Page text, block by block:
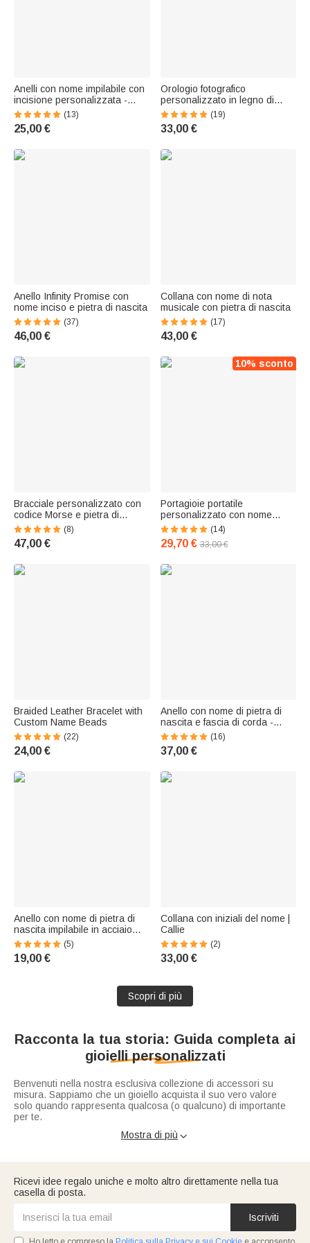
Anelli con nome impilabile con
incisione personalizzata -
Callie
(13)
25,00 €
Orologio fotografico
personalizzato in legno di
bambù inciso con testo Regalo
di compleanno per donne e
uomini
(19)
33,00 €
Anello Infinity Promise con
nome inciso e pietra di nascita
(37)
46,00 €
Collana con nome di nota
musicale con pietra di nascita
(17)
43,00 €
Bracciale personalizzato con
codice Morse e pietra di
nascita stile minimalista
accessorio elegante regalo
per donne
(8)
47,00 €
10% sconto
Portagioie portatile
personalizzato con nome
100% velluto italiano
essenziale per viaggio
(14)
29,70 € 33,00 €
Braided Leather Bracelet with
Custom Name Beads
(22)
24,00 €
Anello con nome di pietra di
nascita e fascia di corda -
Callie
(16)
37,00 €
Anello con nome di pietra di
nascita impilabile in acciaio
inossidabile(5)
19,00 €
Collana con iniziali del nome |
Callie
(2)
33,00 €
Scopri di più
Racconta la tua storia: Guida completa ai
gioielli personalizzati
Benvenuti nella nostra esclusiva collezione di accessori su
misura. Sappiamo che un gioiello acquista il suo vero valore
solo quando rappresenta qualcosa (o qualcuno) di importante
per te.
I gioielli personalizzati rappresentano il modo perfetto per
personalizzazione offrono infinite possibilità di stile.
Se stai cercando il pezzo perfetto per celebrare un momento
speciale, abbiamo raccolto le risposte alle domande più
frequenti per guidarti nella scelta dei tuoi gioielli personalizzati.
Mostra di più 
Ricevi idee regalo uniche e molto altro direttamente nella tua
casella di posta.
Iscriviti